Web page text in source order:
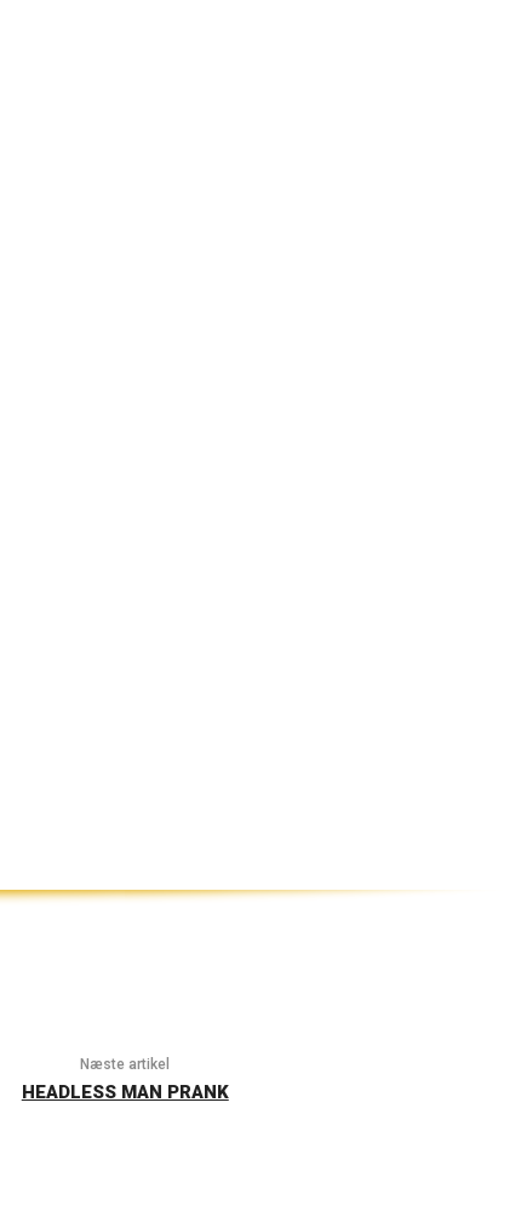
Næste artikel
HEADLESS MAN PRANK